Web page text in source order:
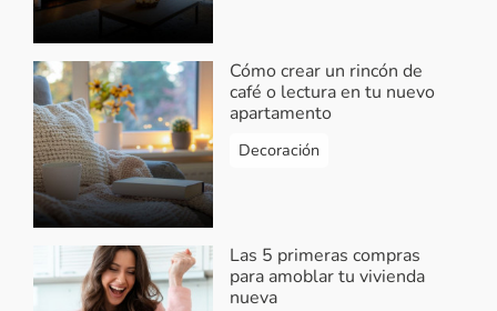
Cómo crear un rincón de
café o lectura en tu nuevo
apartamento
Decoración
Las 5 primeras compras
para amoblar tu vivienda
nueva